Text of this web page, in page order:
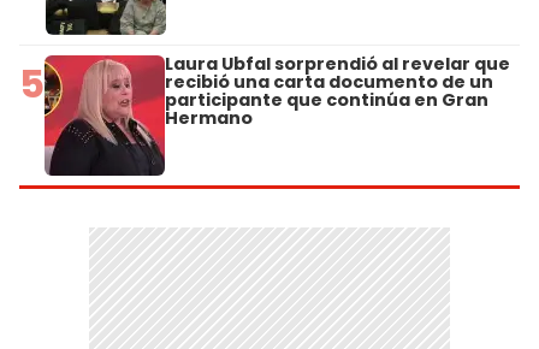
5 Laura Ubfal sorprendió al revelar que
recibió una carta documento de un
participante que continúa en Gran
Hermano